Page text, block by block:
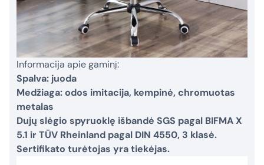
Informacija apie gaminį:
Spalva: juoda
Medžiaga: odos imitacija, kempinė, chromuotas
metalas
Dujų slėgio spyruoklę išbandė SGS pagal BIFMA X
5.1 ir TÜV Rheinland pagal DIN 4550, 3 klasė.
Sertifikato turėtojas yra tiekėjas.